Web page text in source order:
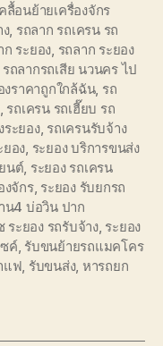
ลื้อนย้ายเครื่องจักร
, รถลาก รถเครน รถ
ก ระยอง รถลาก ระยอง
รถลากรถเสีย นวนคร ไป
งราคาถูกใกล้ฉัน, รถ
รถเครน รถเฮี๊ยบ รถ
ระยอง, รถเครนรับจ้าง
ยอง ระยอง บริการขนส่ง
นต์, ระยอง รถเครน
งจักร, ระยอง รับยกรถ
น4 บ่อวิน ปาก
ะยอง รถรับจ้าง, ระยอง
ค์, รับขนย้ายรถแมคโคร
แฟ รับขนส่ง, หารถยก